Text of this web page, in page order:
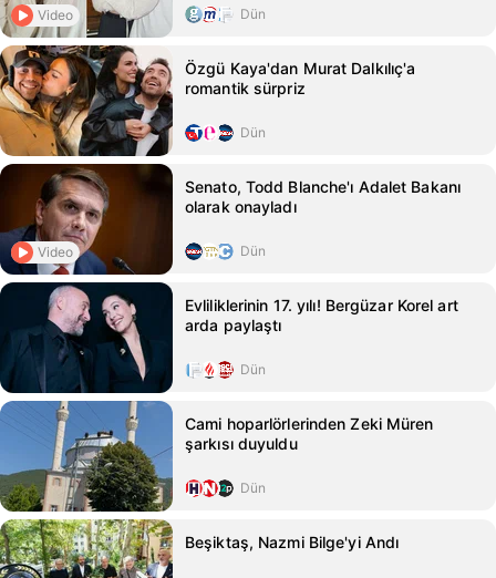
Video Dün
Özgü Kaya'dan Murat Dalkılıç'a
romantik sürpriz
Dün
Video
Senato, Todd Blanche'ı Adalet Bakanı
olarak onayladı
Dün
Evliliklerinin 17. yılı! Bergüzar Korel art
arda paylaştı
Dün
Cami hoparlörlerinden Zeki Müren
şarkısı duyuldu
Dün
Beşiktaş, Nazmi Bilge'yi Andı